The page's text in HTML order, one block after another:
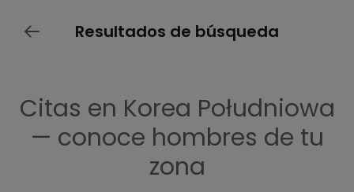
Resultados de búsqueda
Citas en Korea Południowa
— conoce hombres de tu
zona